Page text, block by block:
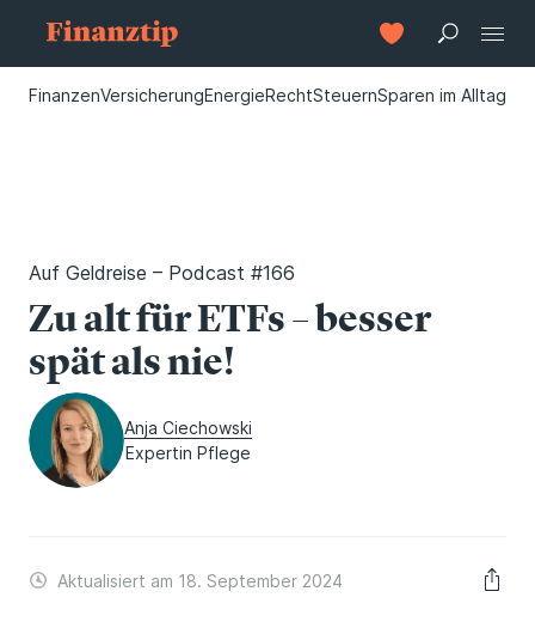
FinanzenVersicherungEnergieRechtSteuernSparen im Alltag
Auf Geldreise – Podcast #166
Zu alt für ETFs – besser
spät als nie!
Anja Ciechowski
Expertin Pflege
Aktualisiert am 18. September 2024